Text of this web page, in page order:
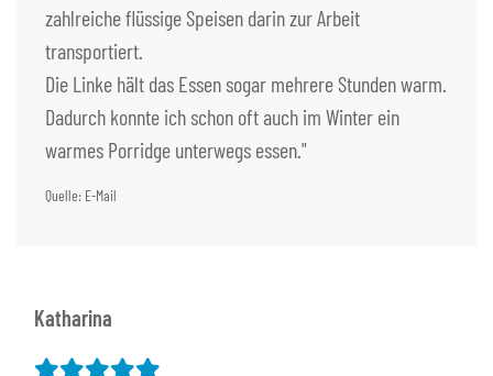
zahlreiche flüssige Speisen darin zur Arbeit
transportiert.
Die Linke hält das Essen sogar mehrere Stunden warm.
Dadurch konnte ich schon oft auch im Winter ein
warmes Porridge unterwegs essen."
Quelle: E-Mail
Katharina